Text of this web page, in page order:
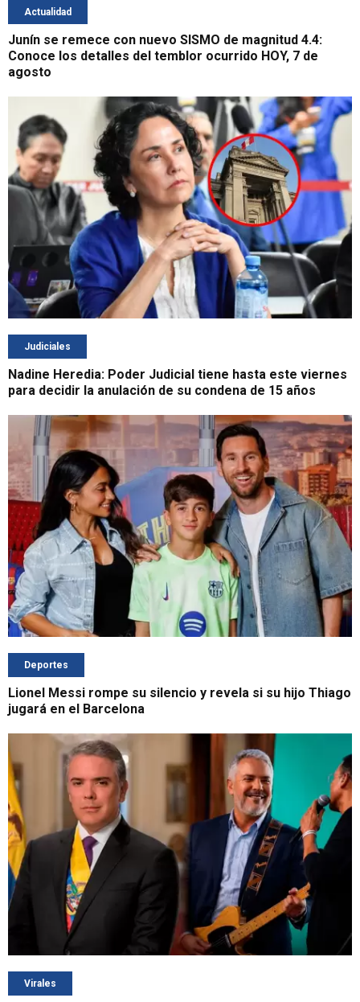
Actualidad
Junín se remece con nuevo SISMO de magnitud 4.4:
Conoce los detalles del temblor ocurrido HOY, 7 de
agosto
Judiciales
Nadine Heredia: Poder Judicial tiene hasta este viernes
para decidir la anulación de su condena de 15 años
Deportes
Lionel Messi rompe su silencio y revela si su hijo Thiago
jugará en el Barcelona
Virales